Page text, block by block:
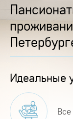
Идеальные